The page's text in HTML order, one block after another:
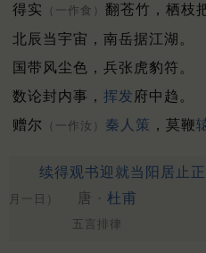
得实
（一作食） 翻苍竹，栖枝
北辰当宇宙，南岳据江湖。
国带风尘色，兵张虎豹符。
数论封内事， 挥发 府中趋。
赠尔
（一作汝） 秦人策 ，莫鞭
续得观书迎就当阳居止
月一日）
唐 · 杜甫
五言排律